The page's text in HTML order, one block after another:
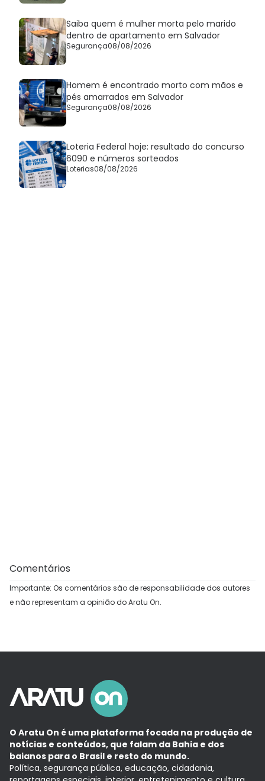
Saiba quem é mulher morta pelo marido
dentro de apartamento em Salvador
Segurança08/08/2026
Homem é encontrado morto com mãos e
pés amarrados em Salvador
Segurança08/08/2026
Loteria Federal hoje: resultado do concurso
6090 e números sorteados
Loterias08/08/2026
Comentários
Importante: Os comentários são de responsabilidade dos autores
e não representam a opinião do Aratu On.
O Aratu On é uma plataforma focada na produção de
notícias e conteúdos, que falam da Bahia e dos
baianos para o Brasil e resto do mundo.
Política, segurança pública, educação, cidadania,